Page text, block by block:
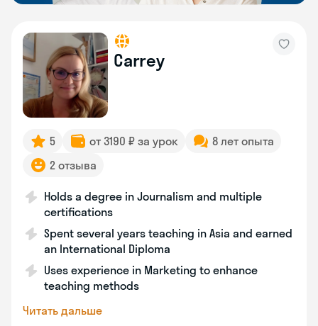
Carrey
5 от 3190 ₽ за урок
8 лет опыта
2 отзыва
Holds a degree in Journalism and multiple
certifications
Spent several years teaching in Asia and earned
an International Diploma
Uses experience in Marketing to enhance
teaching methods
Читать дальше